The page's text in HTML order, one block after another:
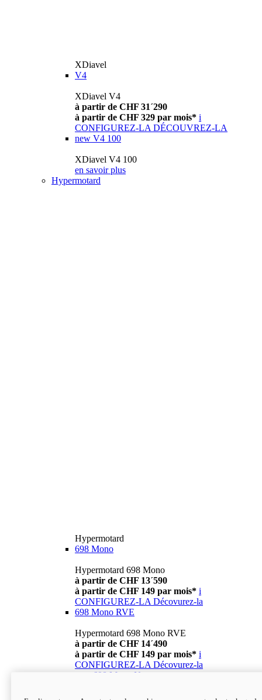
XDiavel
V4
XDiavel V4
à partir de CHF 31´290
à partir de CHF 329 par mois* i
CONFIGUREZ-LA DÉCOUVREZ-LA
new V4 100
XDiavel V4 100
en savoir plus
Hypermotard
Hypermotard
698 Mono
Hypermotard 698 Mono
à partir de CHF 13´590
à partir de CHF 149 par mois* i
CONFIGUREZ-LA Décovurez-la
698 Mono RVE
Hypermotard 698 Mono RVE
à partir de CHF 14´490
à partir de CHF 149 par mois* i
CONFIGUREZ-LA Décovurez-la
698 Mono Nera
Hypermotard 698 Mono Nera